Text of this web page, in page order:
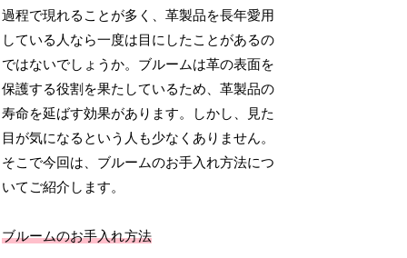
過程で現れることが多く、革製品を長年愛用
している人なら一度は目にしたことがあるの
ではないでしょうか。ブルームは革の表面を
保護する役割を果たしているため、革製品の
寿命を延ばす効果があります。しかし、見た
目が気になるという人も少なくありません。
そこで今回は、ブルームのお手入れ方法につ
いてご紹介します。
ブルームのお手入れ方法